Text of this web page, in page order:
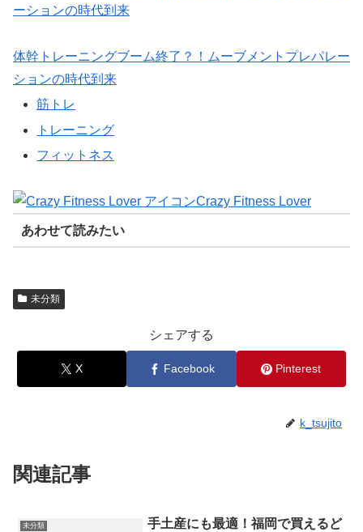
体幹トレーニングブーム終了？！ムーブメントプレパレー
ションの時代到来
筋トレ
トレーニング
フィットネス
Crazy Fitness Lover
あわせて読みたい
未分類
シェアする
X Facebook Pinterest
k_tsujito
関連記事
未分類
手土産にも最適！福岡で買えるど